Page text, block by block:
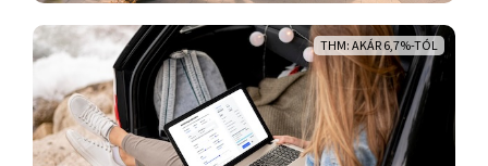
THM: AKÁR 6,7%-TÓL